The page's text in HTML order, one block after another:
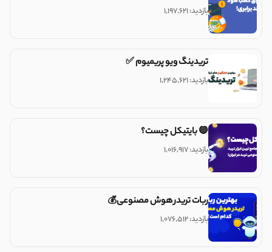
بازدید: ۱,۱۹۷,۶۲۱
تریدینگ ویو پریمیوم ✅
بازدید: ۱,۲۴۵,۶۲۱
🔴 بایتیکل چیست؟
بازدید: ۱,۰۱۶,۹۱۷
ربات تریدر هوش مصنوعی💰
بازدید: ۱,۰۷۶,۵۱۲